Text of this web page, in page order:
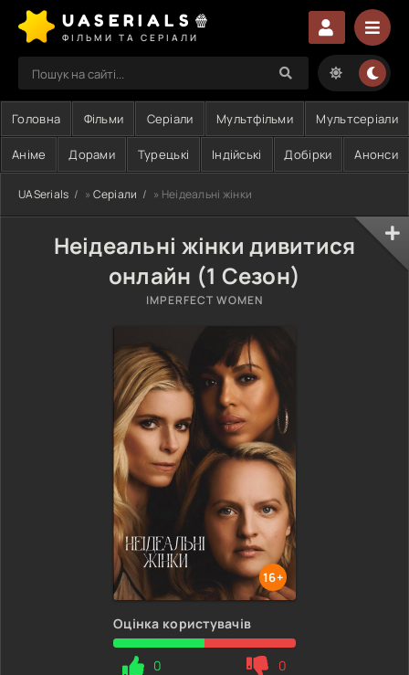
UASERIALS🍿
ФІЛЬМИ ТА СЕРІАЛИ
Головна Фільми Серіали Мультфільми Мультсеріали
Аніме Дорами Турецькі Індійські Добірки Анонси
UASerials » Серіали » Неідеальні жінки
Неідеальні жінки дивитися
онлайн (1 Сезон)
IMPERFECT WOMEN
16+
Оцінка користувачів
0 0